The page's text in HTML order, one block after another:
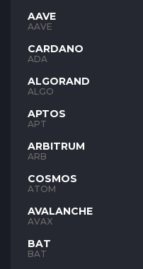
AAVE
AAVE
CARDANO
ADA
ALGORAND
ALGO
APTOS
APT
ARBITRUM
ARB
COSMOS
ATOM
AVALANCHE
AVAX
BAT
BAT